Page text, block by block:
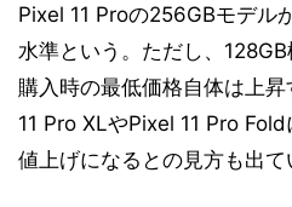
Pixel 11 Proの256GBモデル
水準という。ただし、128GB
購入時の最低価格自体は上
11 Pro XLやPixel 11 Pro
値上げになるとの見方も出て